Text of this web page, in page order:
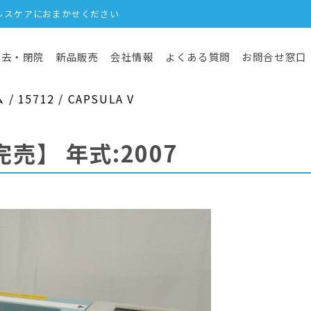
ケアにおまかせください
・閉院 新品販売 会社情報 よくある質問 お問合せ窓口
/ 15712 / CAPSULA V
】 年式:2007